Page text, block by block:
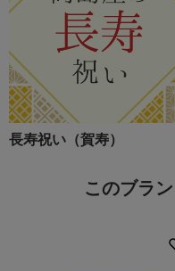
長寿祝い（賀寿）
このブラ